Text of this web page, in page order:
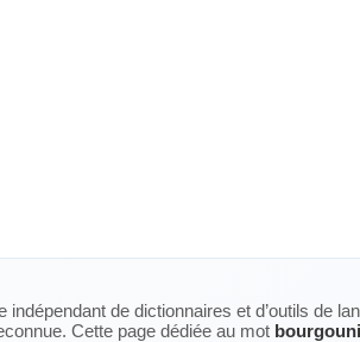
indépendant de dictionnaires et d’outils de
Cette page dédiée au mot